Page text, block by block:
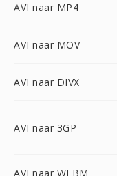
AVI naar MP4
AVI naar MOV
AVI naar DIVX
AVI naar 3GP
AVI naar WEBM